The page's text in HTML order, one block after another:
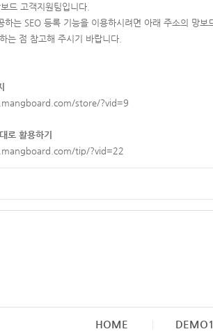
드 고객지원팀입니다.
하는 SEO 등록 기능을 이용하시려면 아래 주소의 망보
는 점 참고해 주시기 바랍니다.
store/?vid=9
로 활용하기
tip/?vid=22
HOME DEMO1